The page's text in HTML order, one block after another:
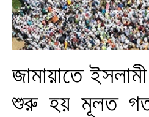
জামায়াতে
শুরু হয় মূলত গত